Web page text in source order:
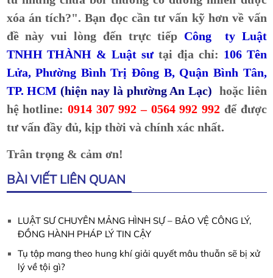
xóa án tích?". Bạn đọc cần tư vấn kỹ hơn về vấn
đề này vui lòng đến trực tiếp Công ty Luật
TNHH THÀNH & Luật sưtại địa chỉ: 106 Tên
Lửa, Phường Bình Trị Đông B, Quận Bình Tân,
TP. HCM(hiện nay là phường An Lạc) hoặc liên
hệ hotline: 0914 307 992 – 0564 992 992 để được
tư vấn đầy đủ, kịp thời và chính xác nhất.
Trân trọng & cảm ơn!
BÀI VIẾT LIÊN QUAN
LUẬT SƯ CHUYÊN MẢNG HÌNH SỰ – BẢO VỆ CÔNG LÝ,
ĐỒNG HÀNH PHÁP LÝ TIN CẬY
Tụ tập mang theo hung khí giải quyết mâu thuẫn sẽ bị xử
lý về tội gì?